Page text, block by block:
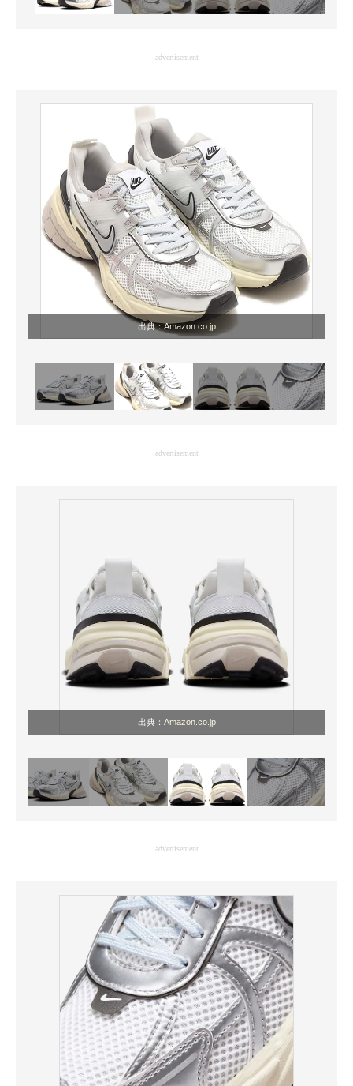
製造業のIT導入・活用を支援
モノづくり技術者専門サイト
エレクトロニクス専門サイト
電子設計の基本と応用
エネルギーの専門メディア
建設×テクノロジーの最前線
ちょっと気になるネットの話題
advertisement
出典：Amazon.co.jp
advertisement
出典： Amazon.co.jp
advertisement